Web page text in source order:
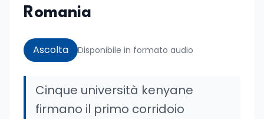
Romania
Ascolta Disponibile in formato audio
Cinque università kenyane
firmano il primo corridoio